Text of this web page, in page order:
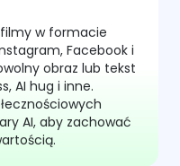
w formacie
Facebook i
obraz lub tekst
AI hug i inne.
AI, aby zachować